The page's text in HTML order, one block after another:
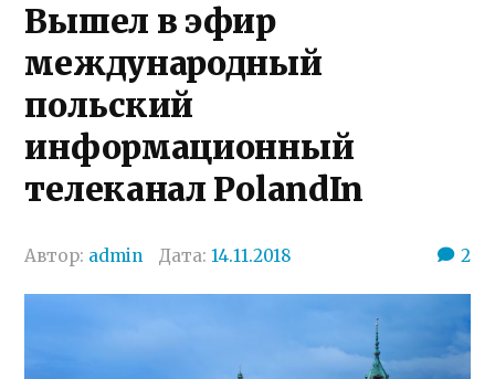
Вышел в эфир
международный
польский
информационный
телеканал PolandIn
Автор: admin Дата:14.11.2018 2